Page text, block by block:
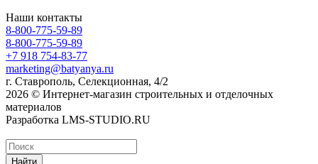
Наши контакты
8-800-775-59-89
8-800-775-59-89
+7 918 754-83-77
marketing@batyanya.ru
г. Ставрополь, Селекционная, 4/2
2026 © Интернет-магазин строительных и отделочных
материалов
Разработка LMS-STUDIO.RU
Найти